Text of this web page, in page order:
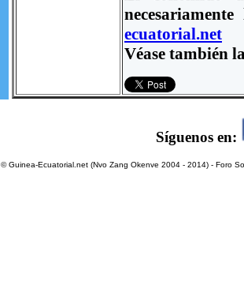
ecuatorial.net
Véase también
Síguenos en:
© Guinea-Ecuatorial.net (Nvo Zang Okenve 2004 - 2014) - Foro